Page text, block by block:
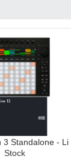
3 Standalone - Li
Stock